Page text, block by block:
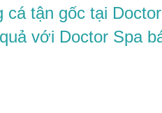
cá tận gốc tại
với Doctor Spa